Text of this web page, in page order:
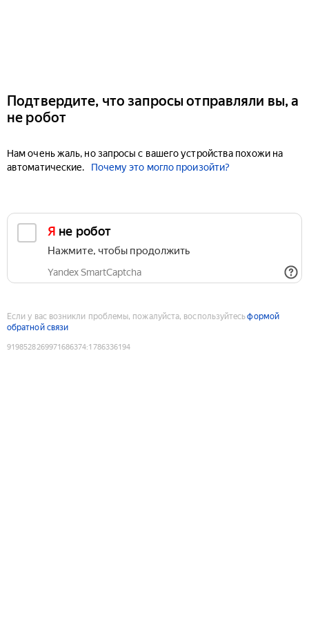
Подтвердите, что запросы отправляли вы, а
не робот
Нам очень жаль, но запросы с вашего устройства похожи на
автоматические.
Почему это могло произойти?
Я не робот
Нажмите, чтобы продолжить
Yandex SmartCaptcha
Если у вас возникли проблемы, пожалуйста, воспользуйтесьформой
обратной связи
9198528269971686374:1786336194